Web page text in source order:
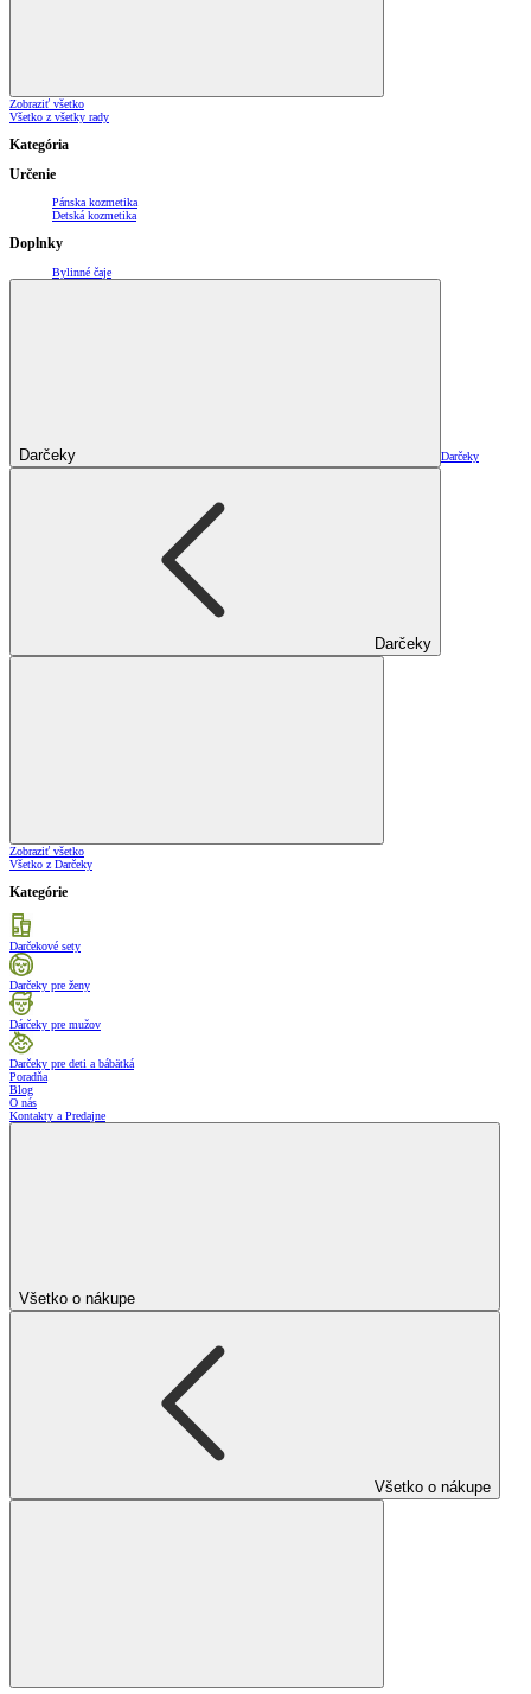
Zobraziť všetko
Všetko z všetky rady
Kategória
Určenie
Pánska kozmetika
Detská kozmetika
Doplnky
Bylinné čaje
Darčeky Darčeky
Darčeky
Zobraziť všetko
Všetko z Darčeky
Kategórie
Darčekové sety
Darčeky pre ženy
Dárčeky pre mužov
Darčeky pre deti a bábätká
Poradňa
Blog
O nás
Kontakty a Predajne
Všetko o nákupe
Všetko o nákupe